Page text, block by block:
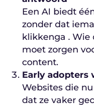
Een AI biedt
zonder dat
klikkenga . Wie
moet zorgen
content.
Early adopters
Websites die
dat ze vaker